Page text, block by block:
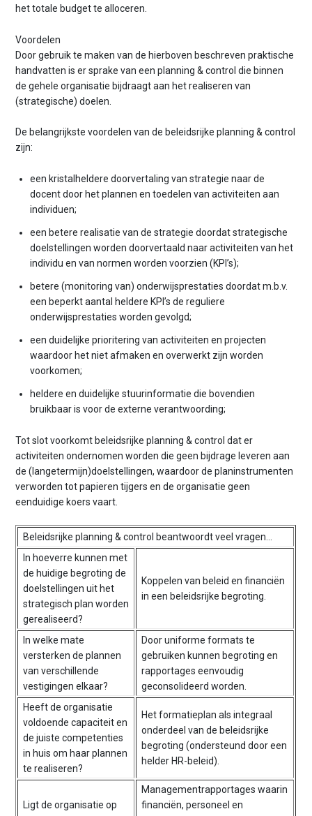
het totale budget te alloceren.
Voordelen
Door gebruik te maken van de hierboven beschreven praktische
handvatten is er sprake van een planning & control die binnen
de gehele organisatie bijdraagt aan het realiseren van
(strategische) doelen.
De belangrijkste voordelen van de beleidsrijke planning & control
zijn:
een kristalheldere doorvertaling van strategie naar de
docent door het plannen en toedelen van activiteiten aan
individuen;
een betere realisatie van de strategie doordat strategische
doelstellingen worden doorvertaald naar activiteiten van het
individu en van normen worden voorzien (KPI’s);
betere (monitoring van) onderwijsprestaties doordat m.b.v.
een beperkt aantal heldere KPI’s de reguliere
onderwijsprestaties worden gevolgd;
een duidelijke prioritering van activiteiten en projecten
waardoor het niet afmaken en overwerkt zijn worden
voorkomen;
heldere en duidelijke stuurinformatie die bovendien
bruikbaar is voor de externe verantwoording;
Tot slot voorkomt beleidsrijke planning & control dat er
activiteiten ondernomen worden die geen bijdrage leveren aan
de (langetermijn)doelstellingen, waardoor de planinstrumenten
verworden tot papieren tijgers en de organisatie geen
eenduidige koers vaart.
Beleidsrijke planning & control beantwoordt veel vragen...
In hoeverre kunnen met
de huidige begroting de
doelstellingen uit het
strategisch plan worden
gerealiseerd?
Koppelen van beleid en financiën
in een beleidsrijke begroting.
In welke mate
versterken de plannen
van verschillende
vestigingen elkaar?
Door uniforme formats te
gebruiken kunnen begroting en
rapportages eenvoudig
geconsolideerd worden.
Heeft de organisatie
voldoende capaciteit en
de juiste competenties
in huis om haar plannen
te realiseren?
Het formatieplan als integraal
onderdeel van de beleidsrijke
begroting (ondersteund door een
helder HR-beleid).
Ligt de organisatie op
Managementrapportages waarin
financiën, personeel en